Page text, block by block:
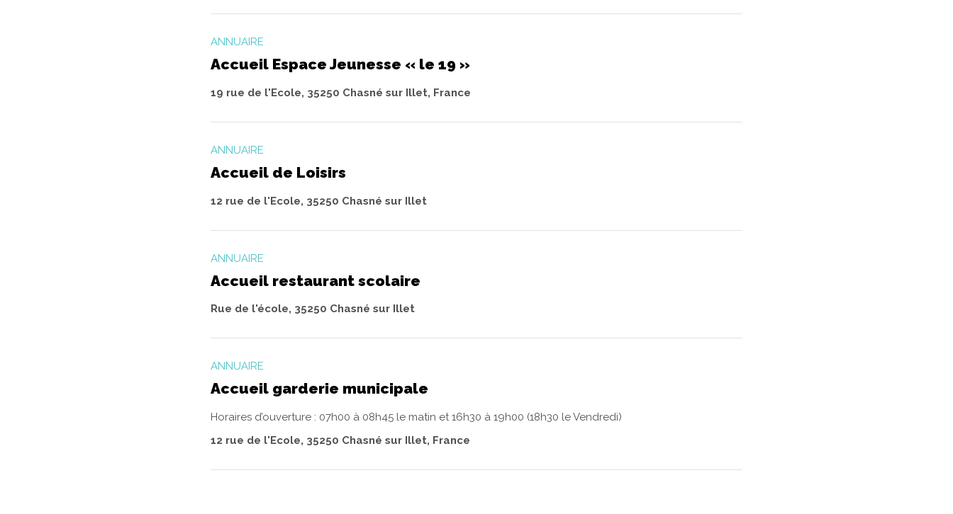
ANNUAIRE
Accueil Espace Jeunesse « le 19 »
19 rue de l'Ecole, 35250 Chasné sur Illet, France
ANNUAIRE
Accueil de Loisirs
12 rue de l'Ecole, 35250 Chasné sur Illet
ANNUAIRE
Accueil restaurant scolaire
Rue de l'école, 35250 Chasné sur Illet
ANNUAIRE
Accueil garderie municipale
Horaires d’ouverture : 07h00 à 08h45 le matin et 16h30 à 19h00 (18h30 le Vendredi)
12 rue de l'Ecole, 35250 Chasné sur Illet, France